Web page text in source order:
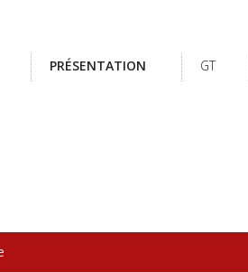
PRÉSENTATION GT